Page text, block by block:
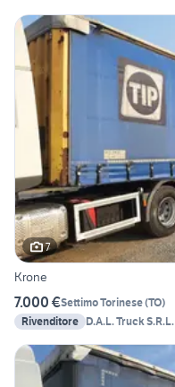
7
Krone
7.000 €Settimo Torinese(TO)
Rivenditore D.A.L. Truck S.R.L.